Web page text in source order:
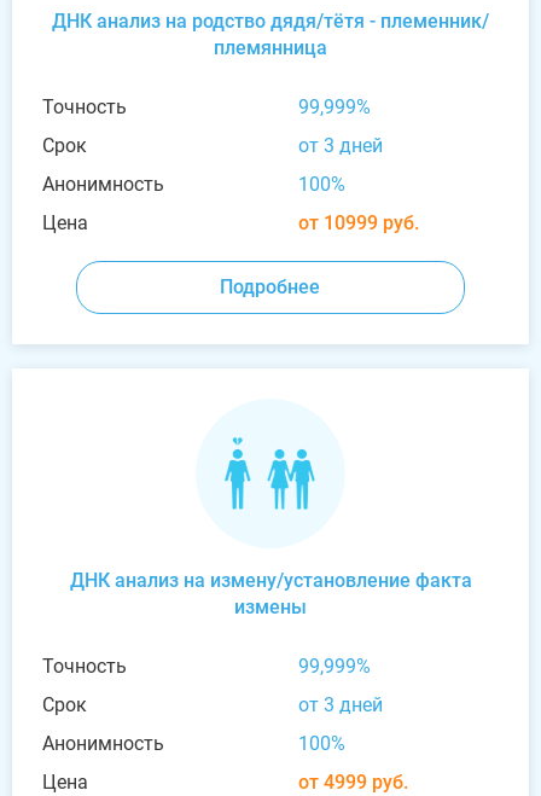
ДНК анализ на родство дядя/тётя - племенник/
племянница
Точность
99,999%
Срок
от 3 дней
Анонимность
100%
Цена
от 10999 руб.
Подробнее
ДНК анализ на измену/установление факта
измены
Точность
99,999%
Срок
от 3 дней
Анонимность
100%
Цена
от 4999 руб.